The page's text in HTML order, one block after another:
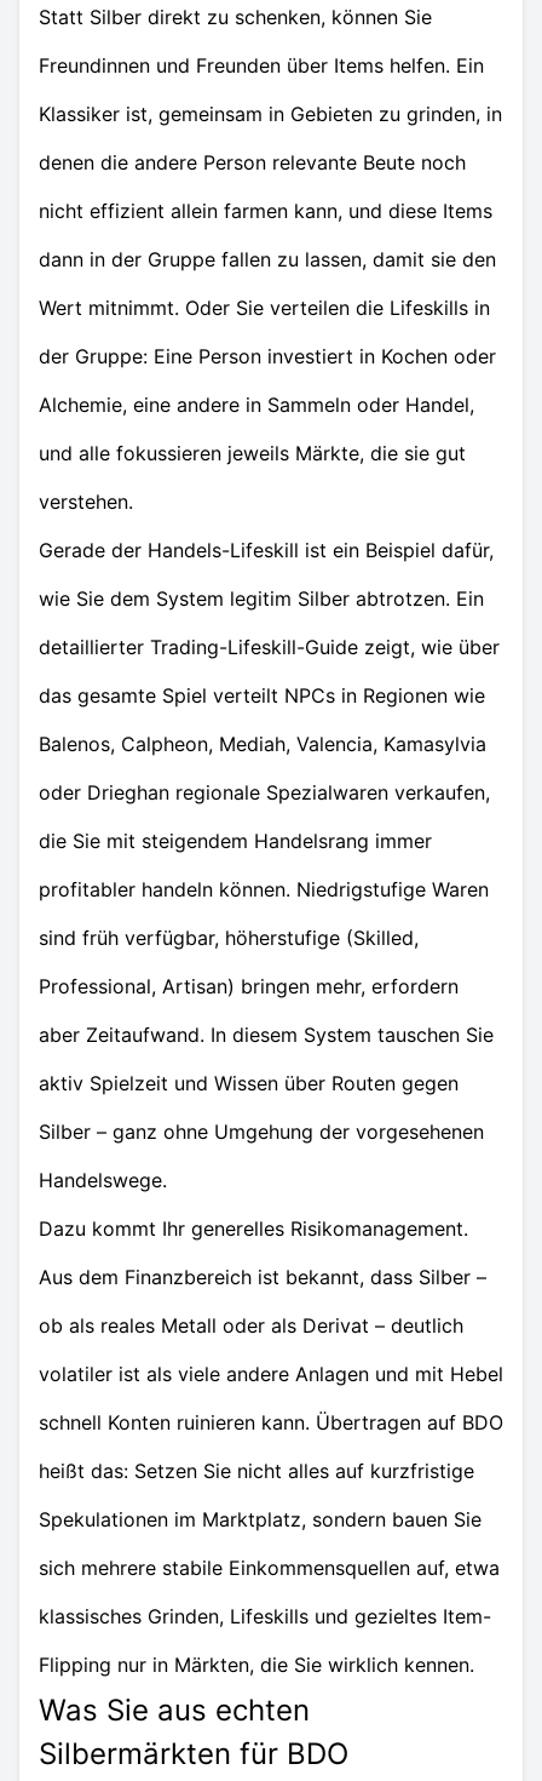
Statt Silber direkt zu schenken, können Sie
Freundinnen und Freunden über Items helfen. Ein
Klassiker ist, gemeinsam in Gebieten zu grinden, in
denen die andere Person relevante Beute noch
nicht effizient allein farmen kann, und diese Items
dann in der Gruppe fallen zu lassen, damit sie den
Wert mitnimmt. Oder Sie verteilen die Lifeskills in
der Gruppe: Eine Person investiert in Kochen oder
Alchemie, eine andere in Sammeln oder Handel,
und alle fokussieren jeweils Märkte, die sie gut
verstehen.
Gerade der Handels-Lifeskill ist ein Beispiel dafür,
wie Sie dem System legitim Silber abtrotzen. Ein
detaillierter Trading-Lifeskill-Guide zeigt, wie über
das gesamte Spiel verteilt NPCs in Regionen wie
Balenos, Calpheon, Mediah, Valencia, Kamasylvia
oder Drieghan regionale Spezialwaren verkaufen,
die Sie mit steigendem Handelsrang immer
profitabler handeln können. Niedrigstufige Waren
sind früh verfügbar, höherstufige (Skilled,
Professional, Artisan) bringen mehr, erfordern
aber Zeitaufwand. In diesem System tauschen Sie
aktiv Spielzeit und Wissen über Routen gegen
Silber – ganz ohne Umgehung der vorgesehenen
Handelswege.
Dazu kommt Ihr generelles Risikomanagement.
Aus dem Finanzbereich ist bekannt, dass Silber –
ob als reales Metall oder als Derivat – deutlich
volatiler ist als viele andere Anlagen und mit Hebel
schnell Konten ruinieren kann. Übertragen auf BDO
heißt das: Setzen Sie nicht alles auf kurzfristige
Spekulationen im Marktplatz, sondern bauen Sie
sich mehrere stabile Einkommensquellen auf, etwa
klassisches Grinden, Lifeskills und gezieltes Item-
Flipping nur in Märkten, die Sie wirklich kennen.
Was Sie aus echten
Silbermärkten für BDO